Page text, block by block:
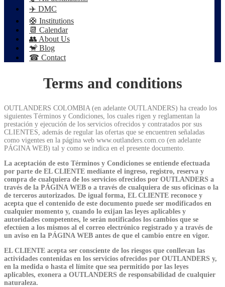
✈️ DMC
🛟 Institutions
📆 Calendar
👥 About Us
🐒 Blog
☎ Contact
Terms and conditions
OUTLANDERS COLOMBIA (en adelante OUTLANDERS) ha creado los
siguientes Términos y Condiciones, los cuales rigen y reglamentan la
prestación y ejecución de los servicios ofrecidos y contratados por sus
CLIENTES, además de regular las ofertas que se encuentren señaladas
como vigentes en la página web www.outlanders.com.co (en adelante
PÁGINA WEB) tal y como se indica en el presente documento.
La aceptación de esto Términos y Condiciones se entiende efectuada
por parte de EL CLIENTE mediante el ingreso, registro, reserva y
compra de cualquiera de los servicios ofrecidos por OUTLANDERS a
través de la PÁGINA WEB o a través de cualquiera de sus oficinas o la
de terceros autorizados. De igual forma, EL CLIENTE reconoce y
acepta que el contenido de este documento puede ser modificados en
cualquier momento y, cuando lo exijan las leyes aplicables y
autoridades competentes, le serán notificados los cambios que se
efectúen a los mismos al el correo electrónico registrado y a través de
un aviso en la PÁGINA WEB antes de que el cambio entre en vigor.
EL CLIENTE acepta ser consciente de los riesgos que conllevan las
actividades contenidas en los servicios ofrecidos por OUTLANDERS y,
en la medida o hasta el límite que sea permitido por las leyes
aplicables, exonera a OUTLANDERS de responsabilidad de cualquier
naturaleza.